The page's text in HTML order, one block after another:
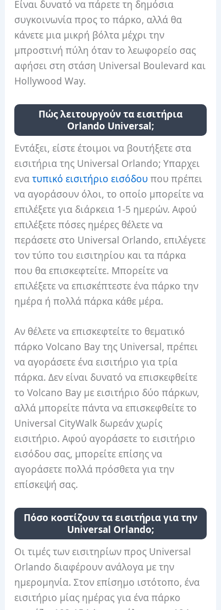
Είναι δυνατό να πάρετε τη δημόσια
συγκοινωνία προς το πάρκο, αλλά θα
κάνετε μια μικρή βόλτα μέχρι την
μπροστινή πύλη όταν το λεωφορείο σας
αφήσει στη στάση Universal Boulevard και
Hollywood Way.
Πώς λειτουργούν τα εισιτήρια
Orlando Universal;
Εντάξει, είστε έτοιμοι να βουτήξετε στα
εισιτήρια της Universal Orlando; Υπαρχει
ενατυπικό εισιτήριο εισόδου που πρέπει
να αγοράσουν όλοι, το οποίο μπορείτε να
επιλέξετε για διάρκεια 1-5 ημερών. Αφού
επιλέξετε πόσες ημέρες θέλετε να
περάσετε στο Universal Orlando, επιλέγετε
τον τύπο του εισιτηρίου και τα πάρκα
που θα επισκεφτείτε. Μπορείτε να
επιλέξετε να επισκέπτεστε ένα πάρκο την
ημέρα ή πολλά πάρκα κάθε μέρα.
Αν θέλετε να επισκεφτείτε το θεματικό
πάρκο Volcano Bay της Universal, πρέπει
να αγοράσετε ένα εισιτήριο για τρία
πάρκα. Δεν είναι δυνατό να επισκεφθείτε
το Volcano Bay με εισιτήριο δύο πάρκων,
αλλά μπορείτε πάντα να επισκεφθείτε το
Universal CityWalk δωρεάν χωρίς
εισιτήριο. Αφού αγοράσετε το εισιτήριο
εισόδου σας, μπορείτε επίσης να
αγοράσετε πολλά πρόσθετα για την
επίσκεψή σας.
Πόσο κοστίζουν τα εισιτήρια για την
Universal Orlando;
Οι τιμές των εισιτηρίων προς Universal
Orlando διαφέρουν ανάλογα με την
ημερομηνία. Στον επίσημο ιστότοπο, ένα
εισιτήριο μίας ημέρας για ένα πάρκο